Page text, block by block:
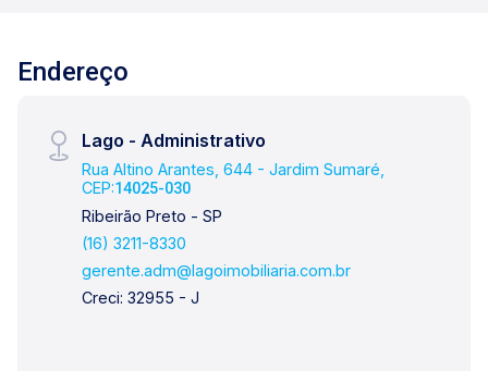
Endereço
Lago - Administrativo
Rua Altino Arantes, 644 - Jardim Sumaré,
CEP:14025-030
Ribeirão Preto - SP
(16) 3211-8330
gerente.adm@lagoimobiliaria.com.br
Creci: 32955 - J